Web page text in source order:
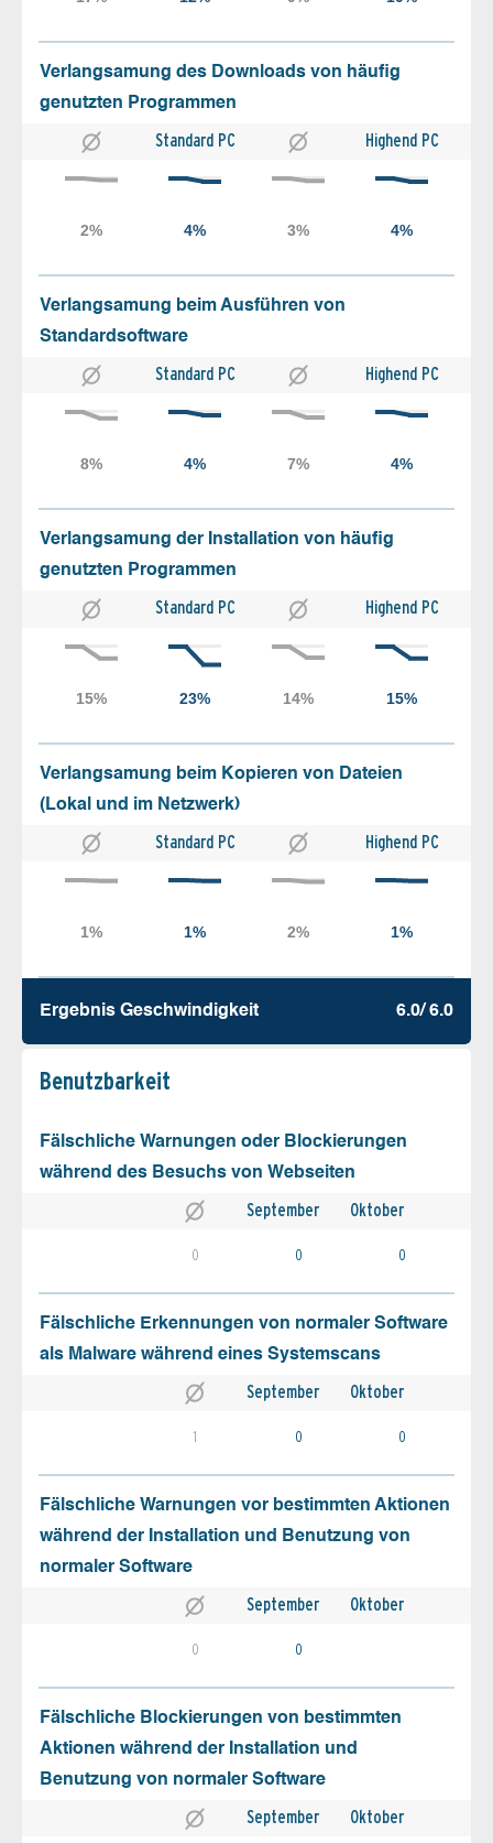
Verlangsamung des Downloads von häufig
genutzten Programmen
Standard PC Highend PC
Verlangsamung beim Ausführen von
Standardsoftware
Standard PC Highend PC
Verlangsamung der Installation von häufig
genutzten Programmen
Standard PC Highend PC
Verlangsamung beim Kopieren von Dateien
(Lokal und im Netzwerk)
Standard PC Highend PC
Ergebnis Geschw­indigkeit 6.0/ 6.0
Benutz­barkeit
Fälschliche Warnungen oder Blockierungen
während des Besuchs von Webseiten
September Oktober
0 0 0
Fälschliche Erkennungen von normaler Software
als Malware während eines Systemscans
September Oktober
1 0 0
Fälschliche Warnungen vor bestimmten Aktionen
während der Installation und Benutzung von
normaler Software
September Oktober
0 0
Fälschliche Blockierungen von bestimmten
Aktionen während der Installation und
Benutzung von normaler Software
September Oktober